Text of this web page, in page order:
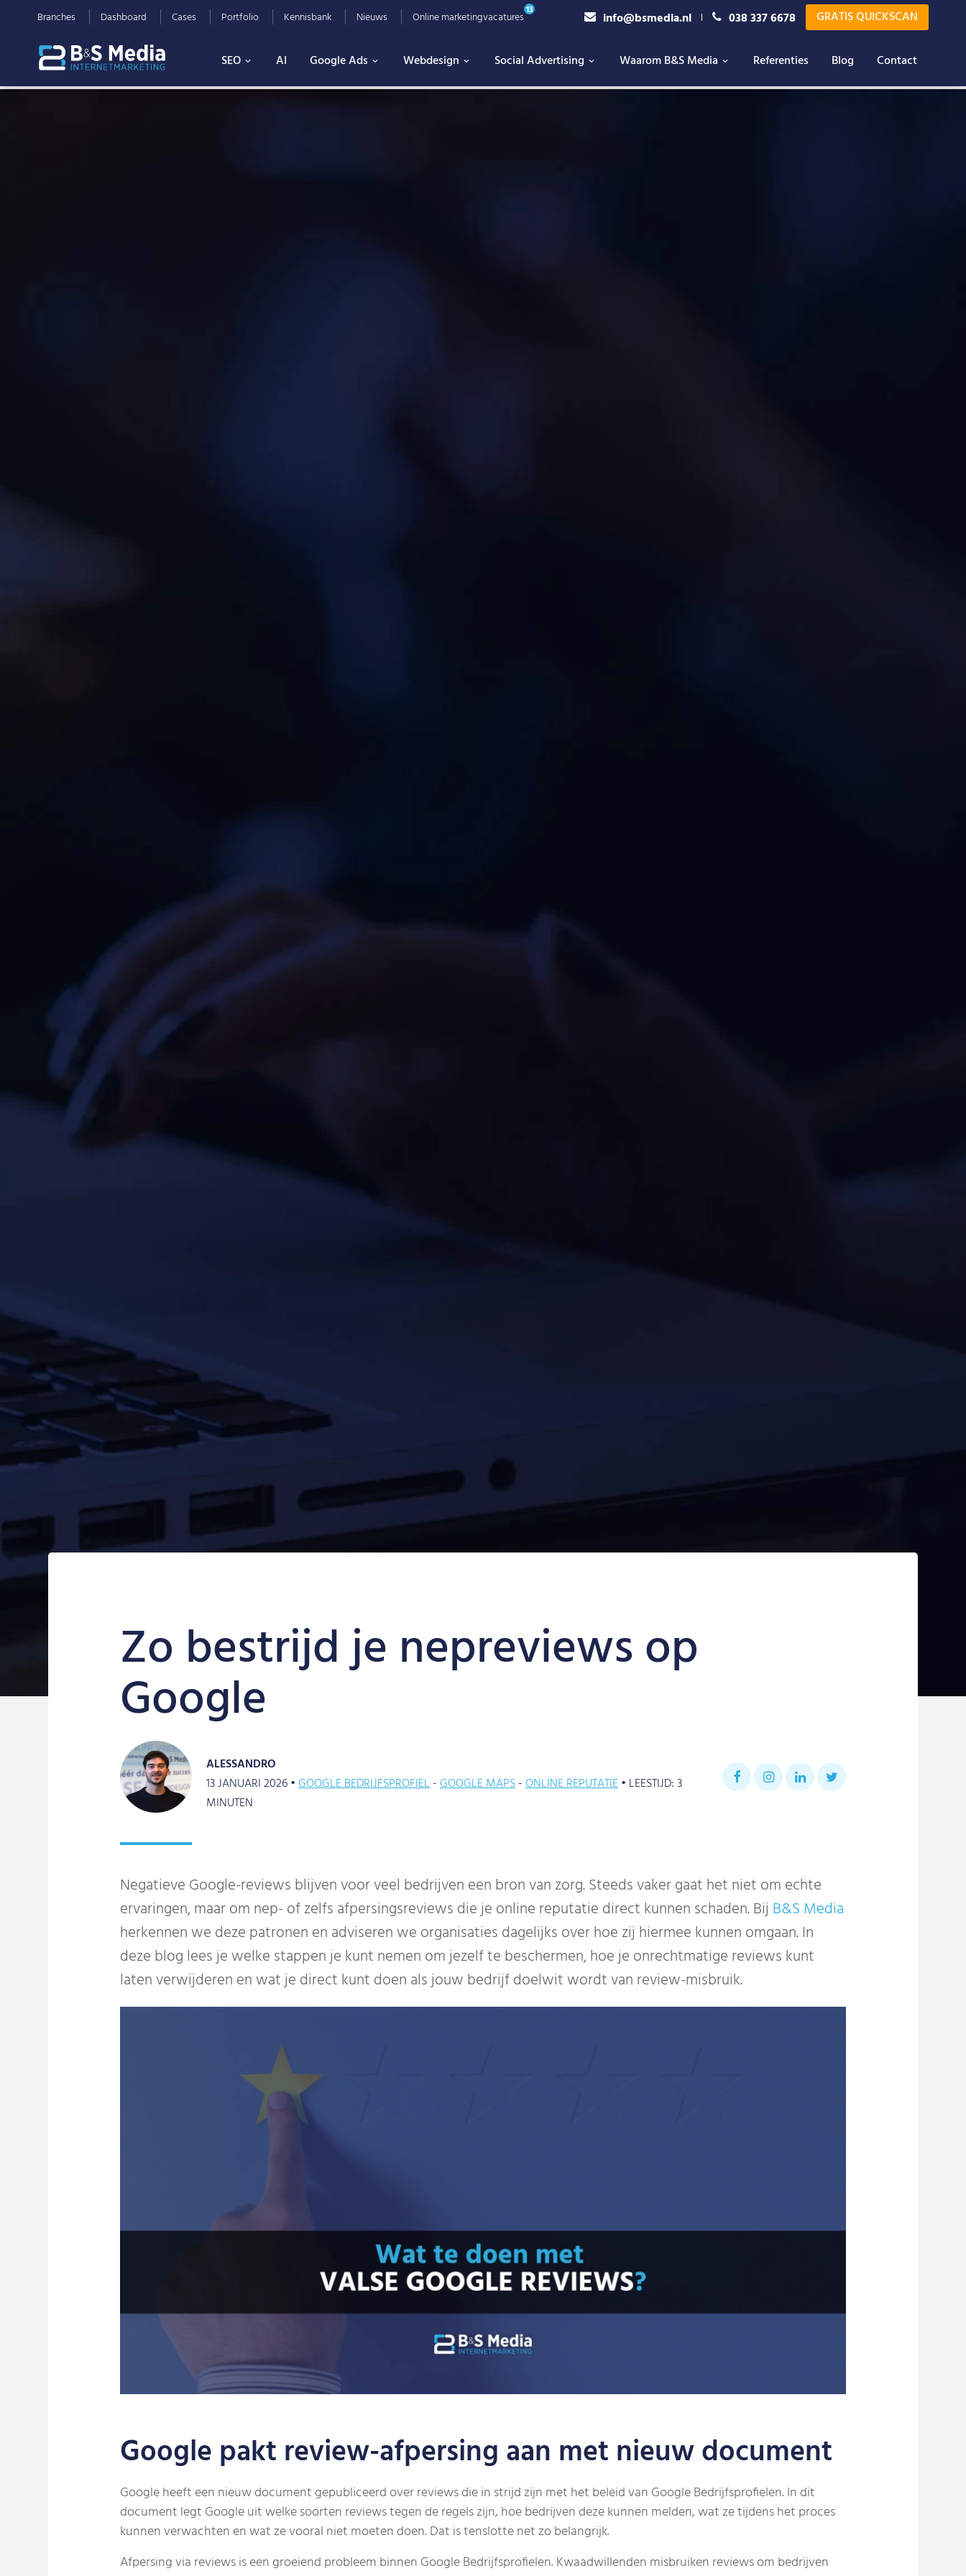
Branches Dashboard Cases Portfolio Kennisbank Nieuws Online marketingvacatures13 info@bsmedia.nl 038 337 6678 GRATIS QUICKSCAN
SEO AI Google Ads Webdesign Social Advertising Waarom B&S Media Referenties Blog Contact
Zo bestrijd je nepreviews op
Google
ALESSANDRO
13 JANUARI 2026 •GOOGLE BEDRIJFSPROFIEL GOOGLE MAPS ONLINE REPUTATIE• LEESTIJD:3
MINUTEN
Negatieve Google-reviews blijven voor veel bedrijven een bron van zorg. Steeds vaker gaat het niet om echte
ervaringen, maar om nep- of zelfs afpersingsreviews die je online reputatie direct kunnen schaden. Bij B&S Media
herkennen we deze patronen en adviseren we organisaties dagelijks over hoe zij hiermee kunnen omgaan. In
deze blog lees je welke stappen je kunt nemen om jezelf te beschermen, hoe je onrechtmatige reviews kunt
laten verwijderen en wat je direct kunt doen als jouw bedrijf doelwit wordt van review-misbruik.
Google pakt review-afpersing aan met nieuw document
Google heeft een nieuw document gepubliceerd over reviews die in strijd zijn met het beleid van Google Bedrijfsprofielen. In dit
document legt Google uit welke soorten reviews tegen de regels zijn, hoe bedrijven deze kunnen melden, wat ze tijdens het proces
kunnen verwachten en wat ze vooral niet moeten doen. Dat is tenslotte net zo belangrijk.
Afpersing via reviews is een groeiend probleem binnen Google Bedrijfsprofielen. Kwaadwillenden misbruiken reviews om bedrijven